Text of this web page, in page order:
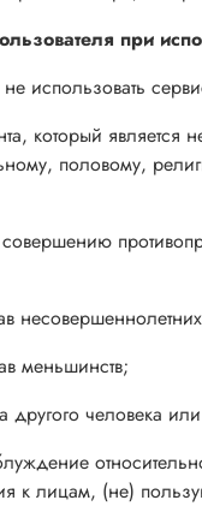
при
использовать
который
половому,
меньшинств;
человека
к лицам, (не)